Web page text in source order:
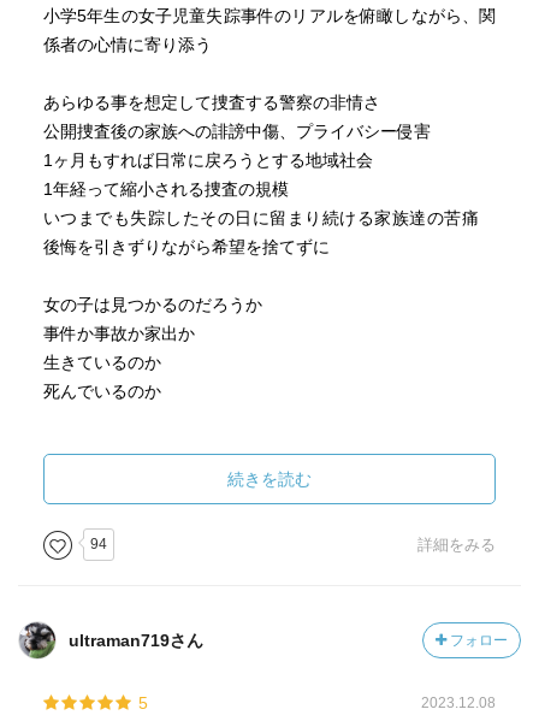
小学5年生の女子児童失踪事件のリアルを俯瞰しながら、関
係者の心情に寄り添う
あらゆる事を想定して捜査する警察の非情さ
公開捜査後の家族への誹謗中傷、プライバシー侵害
1ヶ月もすれば日常に戻ろうとする地域社会
1年経って縮小される捜査の規模
いつまでも失踪したその日に留まり続ける家族達の苦痛
後悔を引きずりながら希望を捨てずに
女の子は見つかるのだろうか
事件か事故か家出か
生きているのか
死んでいるのか
けれど、一番感情移入したのは家族の願いと
粘り強い捜査で家族を支え続けた人達の思い
痛みを抱えながら諦めない人たちを
この物語で
それぞれの思いを受け取ってしまったから
続きを読む
94 詳細をみる
ultraman719さん フォロー
5 2023.12.08